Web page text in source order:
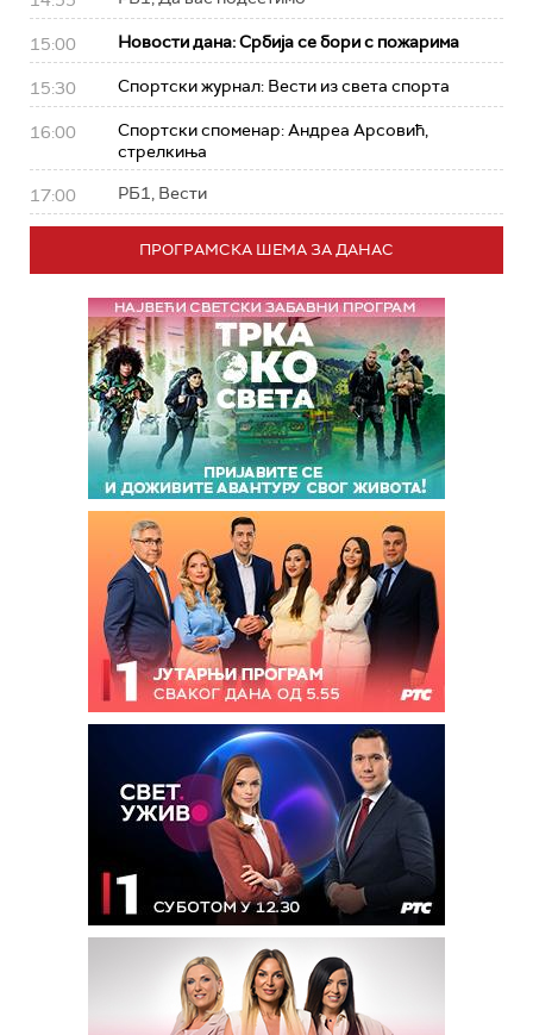
15:00 Новости дана: Србија се бори с пожарима
15:30 Спортски журнал: Вести из света спорта
16:00
Спортски споменар: Андреа Арсовић,
стрелкиња
17:00 РБ1, Вести
ПРОГРАМСКА ШЕМА ЗА ДАНАС